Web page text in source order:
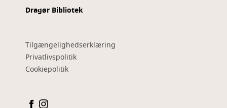
Dragør Bibliotek
Tilgængelighedserklæring
Privatlivspolitik
Cookiepolitik